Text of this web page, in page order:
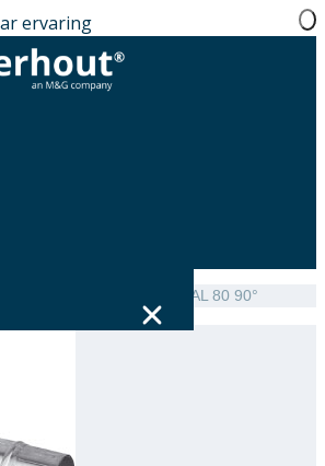
ervaring
NEN 7203 Tee single-walled AL 80 90°